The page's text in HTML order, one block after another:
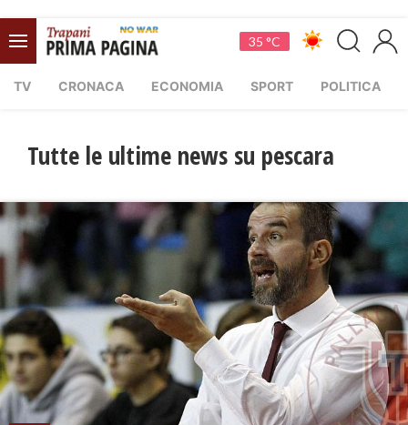
35 °C
TV CRONACA ECONOMIA SPORT POLITICA
Tutte le ultime news su pescara